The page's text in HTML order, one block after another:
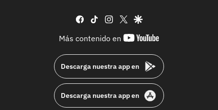
facebook
tiktok instagram
twittergoogle
Más contenido en
youtube-
Descarga nuestra app en
Descarga nuestra app en